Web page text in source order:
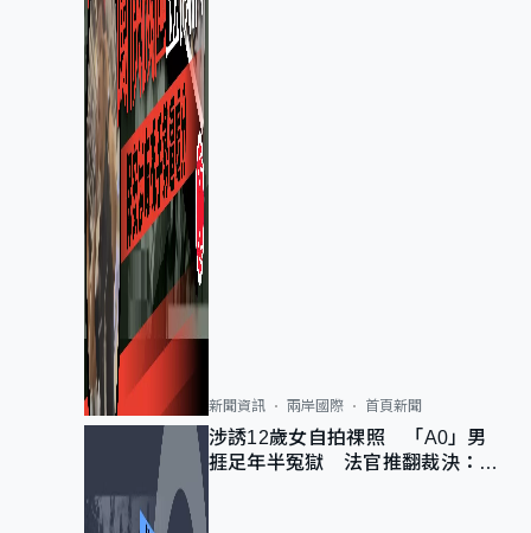
新聞資訊 兩岸國際 首頁新聞
涉誘12歲女自拍祼照 「A0」男
捱足年半冤獄 法官推翻裁決：抄